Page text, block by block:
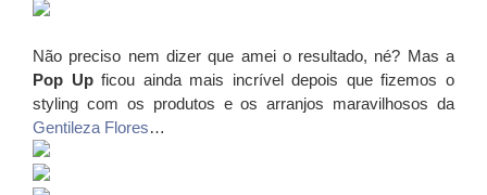
Não preciso nem dizer que amei o resultado, né? Mas a
Pop Upficou ainda mais incrível depois que fizemos o
styling com os produtos e os arranjos maravilhosos da
Gentileza Flores…